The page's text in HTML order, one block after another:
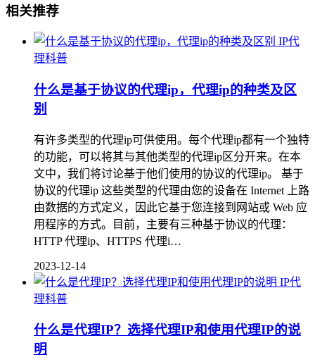
相关推荐
IP代
理科普
什么是基于协议的代理ip，代理ip的种类及区
别
有许多类型的代理ip可供使用。每个代理ip都有一个独特
的功能，可以将其与其他类型的代理ip区分开来。在本
文中，我们将讨论基于他们使用的协议的代理ip。 基于
协议的代理ip 这些类型的代理由您的设备在 Internet 上路
由数据的方式定义，因此它基于您连接到网站或 Web 应
用程序的方式。目前，主要有三种基于协议的代理：
HTTP 代理ip、HTTPS 代理i…
2023-12-14
IP代
理科普
什么是代理IP？选择代理IP和使用代理IP的说
明